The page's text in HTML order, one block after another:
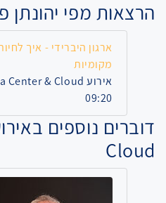
הרצאות מפי יהונתן
ארגון היברידי - איך
מקומיות
09:20
Cloud